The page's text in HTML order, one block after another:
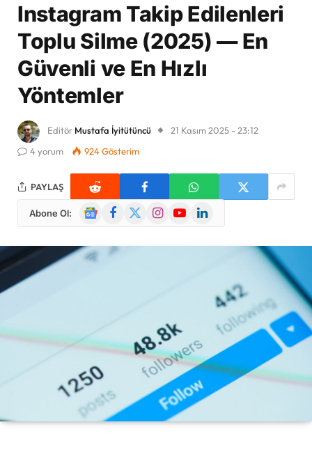
Instagram Takip Edilenleri
Toplu Silme (2025) — En
Güvenli ve En Hızlı
Yöntemler
Editör Mustafa İyitütüncü
21 Kasım 2025 - 23:12
4 yorum
924Gösterim
PAYLAŞ
Abone Ol:
GoogleFacebook
X
InstagramYouTubeLinkedIn